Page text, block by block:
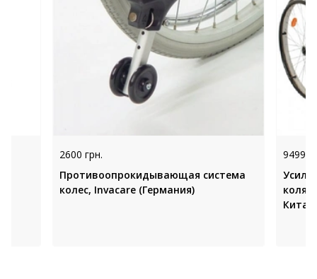
2600 грн.
Противоопрокидывающая система
колес, Invacare (Германия)
9499
Китай